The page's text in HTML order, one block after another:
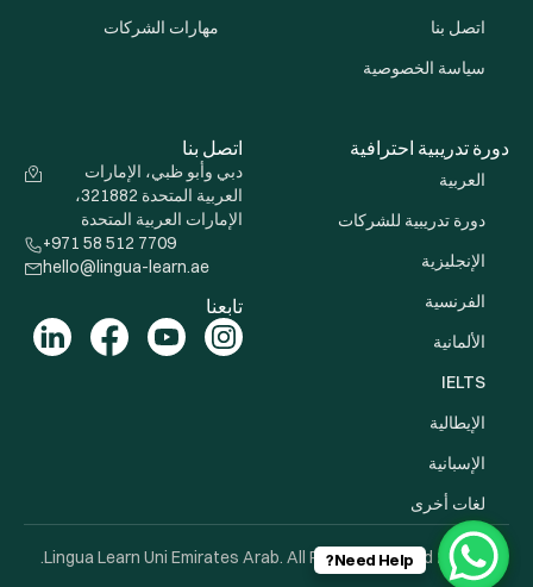
اتصل بنا
سياسة الخصوصية
مهارات الشركات
دورة تدريبية احترافية
العربية
دورة تدريبية للشركات
الإنجليزية
الفرنسية
الألمانية
IELTS
الإيطالية
الإسبانية
لغات أخرى
اتصل بنا
دبي وأبو ظبي، الإمارات
العربية المتحدة 321882،
الإمارات العربية المتحدة
+971 58 512 7709
hello@lingua-learn.ae
تابعنا
© 2026 Lingua Learn Uni Emirates Arab. All Rights Reserved.
Need Help?